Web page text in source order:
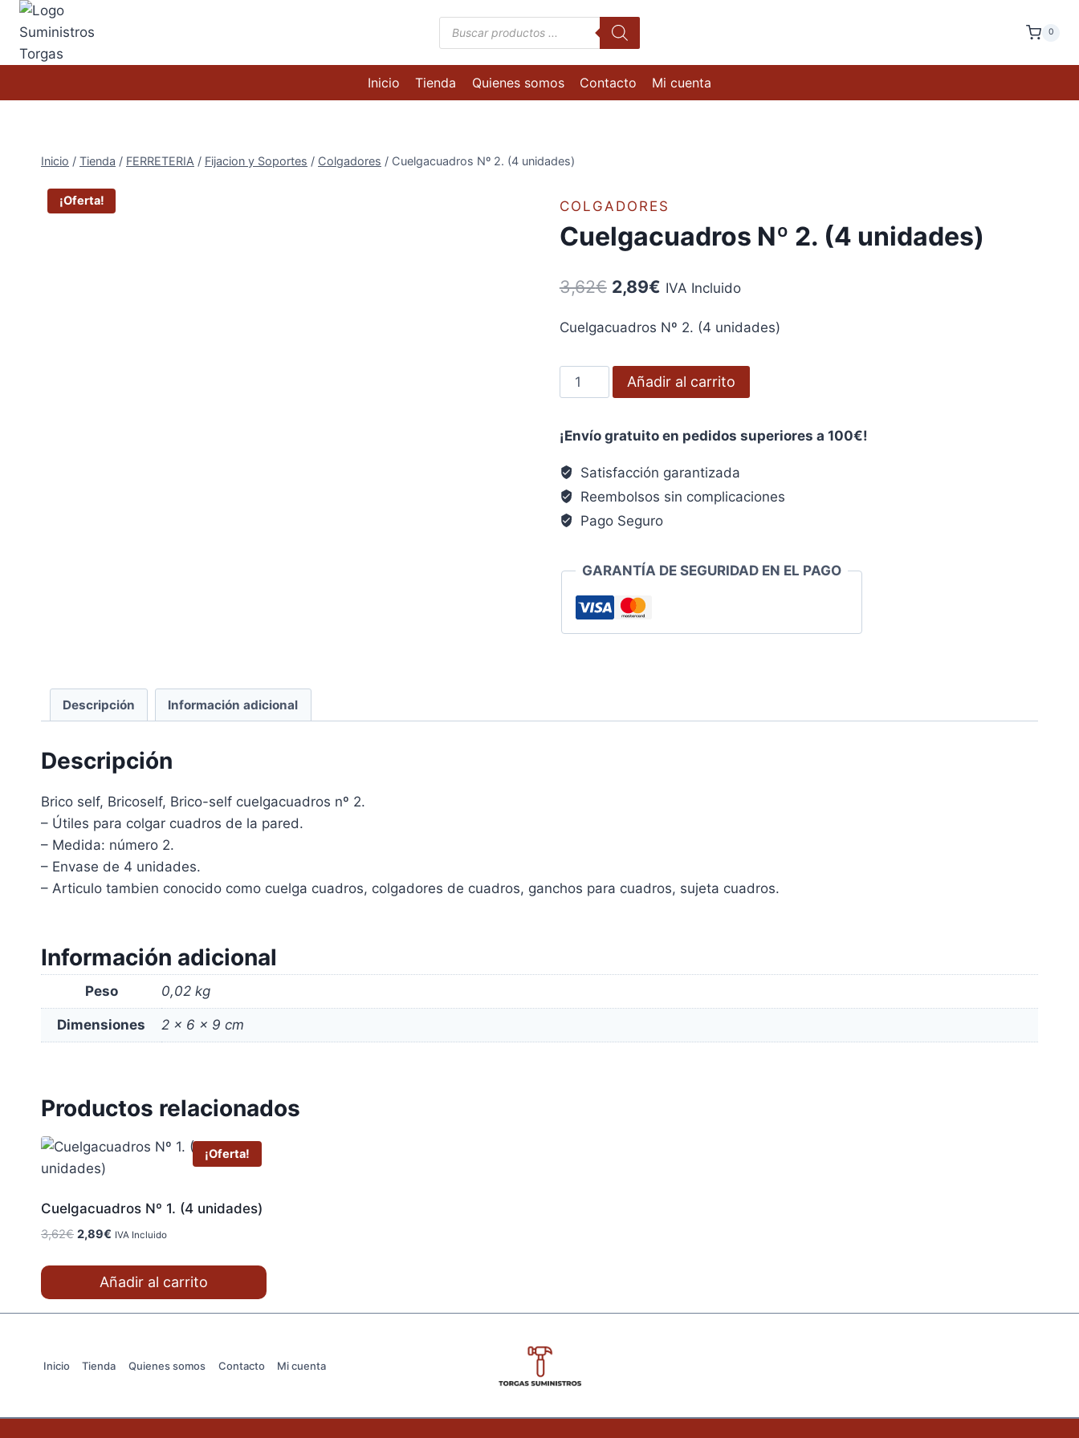
Saltar
contenido
Búsqueda
de
productos
0
Inicio Tienda Quienes somos Contacto Mi cuenta
Inicio / Tienda / FERRETERIA / Fijacion y Soportes / Colgadores / Cuelgacuadros Nº 2. (4 unidades)
¡Oferta! COLGADORES
Cuelgacuadros Nº 2. (4 unidades)
3,62€ El
original
era:
3,62€.
2,89€El
actual
es:
2,89€.
IVA Incluido
Cuelgacuadros Nº 2. (4 unidades)
Cuelgacuadros
Nº
(4
unidades)
cantidad
Añadir al carrito
¡Envío gratuito en pedidos superiores a 100€!
Satisfacción garantizada
Reembolsos sin complicaciones
Pago Seguro
GARANTÍA DE SEGURIDAD EN EL PAGO
Descripción Información adicional
Descripción
Brico self, Bricoself, Brico-self cuelgacuadros nº 2.
– Útiles para colgar cuadros de la pared.
– Medida: número 2.
– Envase de 4 unidades.
– Articulo tambien conocido como cuelga cuadros, colgadores de cuadros, ganchos para cuadros, sujeta cuadros.
Información adicional
Peso 0,02 kg
Dimensiones 2 × 6 × 9 cm
Productos relacionados
¡Oferta!
Cuelgacuadros Nº 1. (4 unidades)
3,62€ El
2,89€ El
es:
IVA Incluido
Añadir al carrito
Inicio Tienda Quienes somos Contacto Mi cuenta